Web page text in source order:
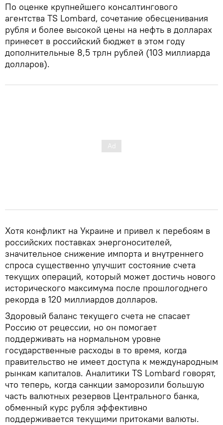
По оценке крупнейшего консалтингового
агентства TS Lombard, сочетание обесценивания
рубля и более высокой цены на нефть в долларах
принесет в российский бюджет в этом году
дополнительные 8,5 трлн рублей (103 миллиарда
долларов).
Хотя конфликт на Украине и привел к перебоям в
российских поставках энергоносителей,
значительное снижение импорта и внутреннего
спроса существенно улучшит состояние счета
текущих операций, который может достичь нового
исторического максимума после прошлогоднего
рекорда в 120 миллиардов долларов.
Здоровый баланс текущего счета не спасает
Россию от рецессии, но он помогает
поддерживать на нормальном уровне
государственные расходы в то время, когда
правительство не имеет доступа к международным
рынкам капиталов. Аналитики TS Lombard говорят,
что теперь, когда санкции заморозили большую
часть валютных резервов Центрального банка,
обменный курс рубля эффективно
поддерживается текущими притоками валюты.